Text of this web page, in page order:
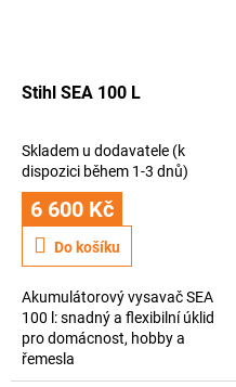
Stihl SEA 100 L
Průměrné
hodnocení
produktu
je
z
hvězdiček.
Skladem u dodavatele (k
dispozici během 1-3 dnů)
6 600 Kč
Do košíku
Akumulátorový vysavač SEA
100 l: snadný a flexibilní úklid
pro domácnost, hobby a
řemesla